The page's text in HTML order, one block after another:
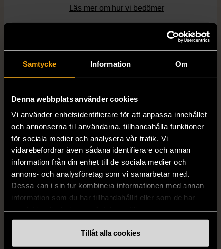
Samtycke Information Om
Denna webbplats använder cookies
Vi använder enhetsidentifierare för att anpassa innehållet
och annonserna till användarna, tillhandahålla funktioner
för sociala medier och analysera vår trafik. Vi
vidarebefordrar även sådana identifierare och annan
information från din enhet till de sociala medier och
annons- och analysföretag som vi samarbetar med.
Dessa kan i sin tur kombinera informationen med annan
information som du har tillhandahållit eller som de har
Tillåt alla cookies
Läs mer om hur vi bedömer
Bredd: 5 cm Höjd: 26 cm Längd: 63
cm
Material Mässing
Varumärke
Produkten är unik och finns enbart som 1 st i lager.
14 dagars ångerrät.